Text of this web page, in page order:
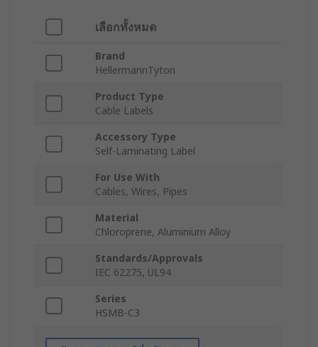
เลือกทั้งหมด
Brand
HellermannTyton
Product Type
Cable Labels
Accessory Type
Self-Laminating Label
For Use With
Cables, Wires, Pipes
Material
Chloroprene, Aluminium Alloy
Standards/Approvals
IEC 62275, UL94
Series
HSMB-C3